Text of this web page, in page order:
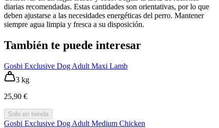
diarias recomendadas. Estas cantidades son orientativas, por lo que
deben ajustarse a las necesidades energéticas del perro. Mantener
siempre agua limpia y fresca a su disposición.
También te puede interesar
Gosbi Exclusive Dog Adult Maxi Lamb
3 kg
25,90 €
Solo en tienda
Gosbi Exclusive Dog Adult Medium Chicken